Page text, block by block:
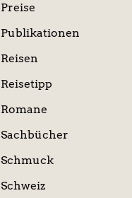
Preise
Publikationen
Reisen
Reisetipp
Romane
Sachbücher
Schmuck
Schweiz